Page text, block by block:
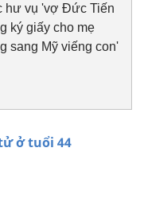
ở tuổi 44
hư vụ 'vợ Đức Tiến
ký giấy cho mẹ
sang Mỹ viếng con'